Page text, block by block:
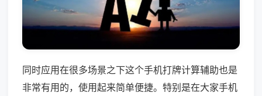
同时应用在很多场景之下这个手机打牌计算辅助也是
非常有用的，使用起来简单便捷。特别是在大家手机